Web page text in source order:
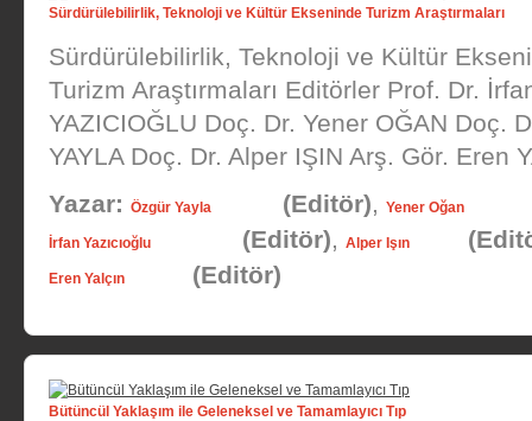
Sürdürülebilirlik, Teknoloji ve Kültür Ekseninde Turizm Araştırmaları
Sürdürülebilirlik, Teknoloji ve Kültür
Turizm Araştırmaları Editörler Prof. Dr.
YAZICIOĞLU Doç. Dr. Yener OĞAN Doç.
YAYLA Doç. Dr. Alper IŞIN Arş. Gör. Eren
Yazar: Özgür Yayla (Editör), Yener Oğan
İrfan Yazıcıoğlu (Editör), Alper Işın
Eren Yalçın (Editör)
Bütüncül Yaklaşım ile Geleneksel ve Tamamlayıcı Tıp